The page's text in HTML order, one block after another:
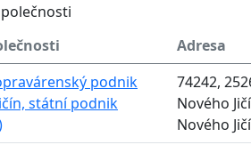
Adresa
podnik
státní podnik
74242,
Nového
Nového